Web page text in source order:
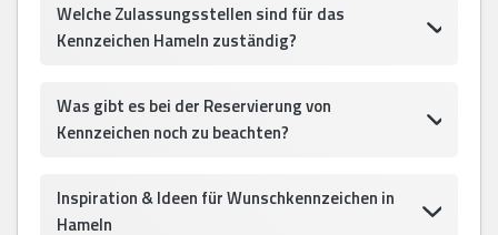
Welche Zulassungsstellen sind für das
Kennzeichen Hameln zuständig?
Was gibt es bei der Reservierung von
Kennzeichen noch zu beachten?
Inspiration & Ideen für Wunschkennzeichen in
Hameln